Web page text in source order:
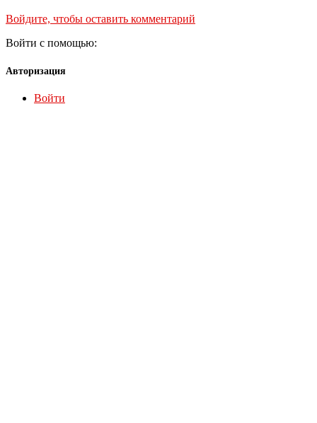
Войдите, чтобы оставить комментарий
Войти с помощью:
Авторизация
Войти